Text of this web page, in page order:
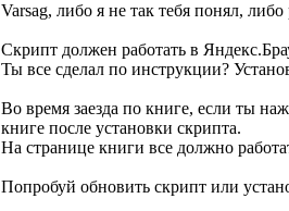
Varsag, либо я не так тебя понял,
Скрипт должен работать в
Ты все сделал по инструкции?
Во время заезда по книге, если ты
книге после установки скрипта.
На странице книги все должно
Попробуй обновить скрипт или